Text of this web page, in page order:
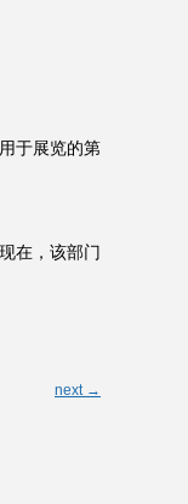
于展览的第
在，该部门
next →